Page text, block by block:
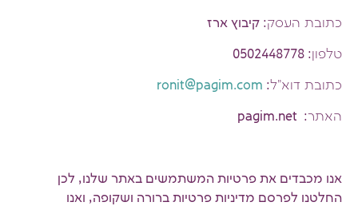
כתובת העסק: קיבוץ ארז
טלפון: 0502448778
כתובת דוא"ל:
ronit@pagim.com
האתר: pagim.net
אנו מכבדים את פרטיות המשתמשים באתר שלנו, לכן
החלטנו לפרסם מדיניות פרטיות ברורה ושקופה, ואנו